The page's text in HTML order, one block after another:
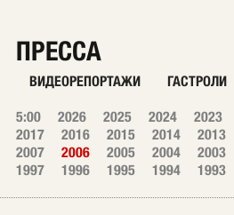
ПРЕССА
ВИДЕОРЕПОРТАЖИ ГАСТРОЛИ
5:00 2026 2025 2024 2023
2017
2016 2015 2014 2013
2007
2006 2005 2004 2003
1997
1996 1995 1994 1993